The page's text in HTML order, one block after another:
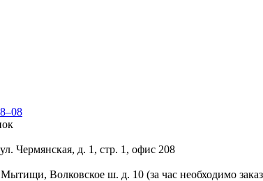
Чермянская, д. 1, стр. 1, офис 208
Волковское ш. д. 10 (за час необходимо